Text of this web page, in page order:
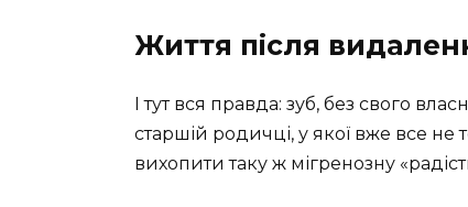
Життя після
І тут вся правда: зуб, без свого
старшій родичці, у якої вже все
вихопити таку ж мігренозну